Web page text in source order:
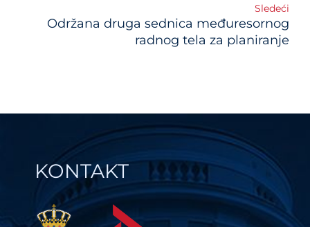
Sledeći
Održana druga sednica međuresornog
radnog tela za planiranje
KONTAKT